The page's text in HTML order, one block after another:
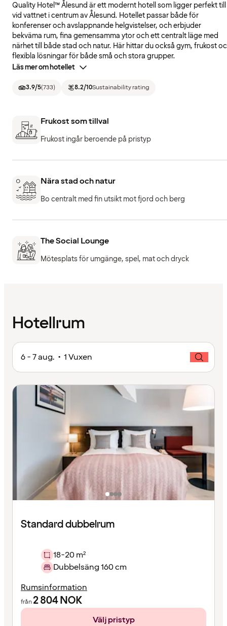
Quality Hotel™ Ålesund är ett modernt hotell som ligger perfekt till
vid vattnet i centrum av Ålesund. Hotellet passar både för
konferenser och avslappnande helgvistelser, och erbjuder
bekväma rum, fina gemensamma ytor och ett centralt läge med
närhet till både stad och natur. Här hittar du också gym, frukost
flexibla lösningar för både små och stora grupper.
Läs mer om hotellet
3.9/5(733) 8.2/10Sustainability rating
Frukost som tillval
Frukost ingår beroende på pristyp
Nära stad och natur
Bo centralt med fin utsikt mot fjord och berg
The Social Lounge
Mötesplats för umgänge, spel, mat och dryck
Hotellrum
6 - 7 aug. • 1 Vuxen
Standard dubbelrum
18-20 m²
Dubbelsäng 160 cm
Rumsinformation
från2 804NOK
Välj pristyp